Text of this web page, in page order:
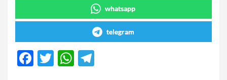
whatsapp
telegram
F
T
W